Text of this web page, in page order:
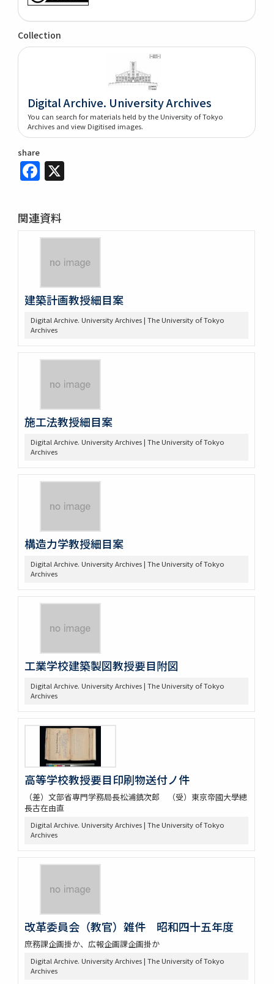
Collection
Digital Archive. University Archives
You can search for materials held by the University of Tokyo
Archives and view Digitised images.
share
Facebook
関連資料
建築計画教授細目案
Digital Archive. University Archives | The University of Tokyo
Archives
施工法教授細目案
Digital Archive. University Archives | The University of Tokyo
Archives
構造力学教授細目案
Digital Archive. University Archives | The University of Tokyo
Archives
工業学校建築製図教授要目附図
Digital Archive. University Archives | The University of Tokyo
Archives
高等学校教授要目印刷物送付ノ件
（差）文部省専門学務局長松浦鎮次郎 （受）東京帝國大學總
長古在由直
Digital Archive. University Archives | The University of Tokyo
Archives
改革委員会（教官）雑件 昭和四十五年度
庶務課企画掛か、広報企画課企画掛か
Digital Archive. University Archives | The University of Tokyo
Archives